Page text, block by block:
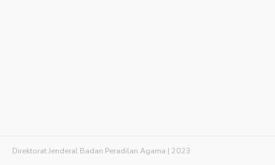
Direktorat Jenderal Badan Peradilan Agama | 2023